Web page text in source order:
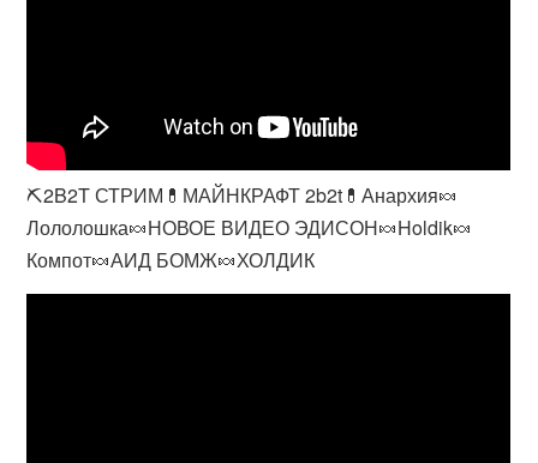
⛏️2B2T СТРИМ💊МАЙНКРАФТ 2b2t💊Анархия🍬
Лололошка🍬НОВОЕ ВИДЕО ЭДИСОН🍬Holdik🍬
Компот🍬АИД БОМЖ🍬ХОЛДИК